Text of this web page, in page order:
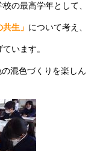
の最高学年として、
生」 について考え、
います。
混色づくりを楽しん